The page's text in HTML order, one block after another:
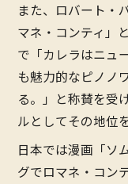
また、ロバート・
マネ・コンティ」
で「カレラはニュ
も魅力的なピノノ
る。」と称賛を受
ルとしてその地位
日本では漫画「ソ
グでロマネ・コン